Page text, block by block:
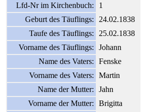
Lfd-Nr im Kirchenbuch:
1
Geburt des Täuflings:
24.02.1838
Taufe des Täuflings:
25.02.1838
Vorname des Täuflings:
Johann
Name des Vaters:
Fenske
Vorname des Vaters:
Martin
Name der Mutter:
Jahn
Vorname der Mutter:
Brigitta